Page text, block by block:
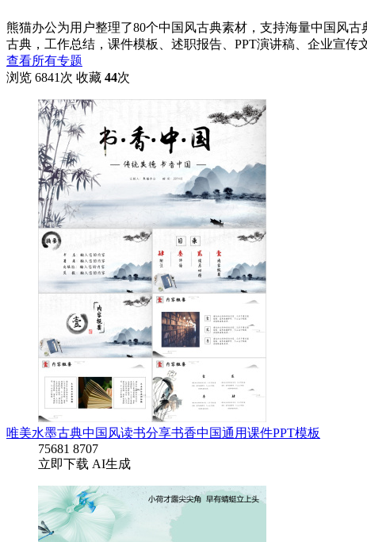
熊猫办公为用户整理了80个中国风古典素材，支持海量中国风
古典，工作总结，课件模板、述职报告、PPT演讲稿、企业宣传
查看所有专题
浏览 6841次 收藏 44次
唯美水墨古典中国风读书分享书香中国通用课件PPT模板
75681 8707
立即下载 AI生成